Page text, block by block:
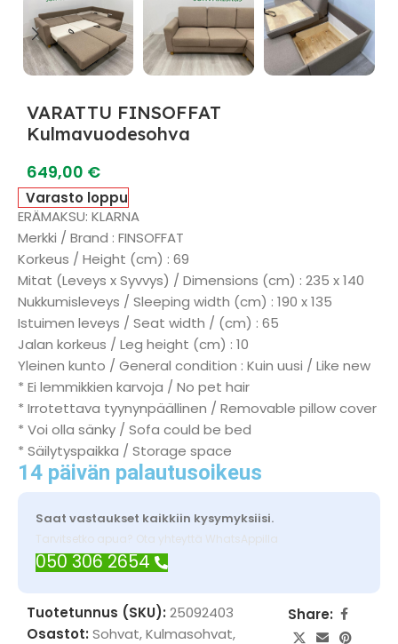
VARATTU FINSOFFAT
Kulmavuodesohva
649,00 €
Varasto loppu
ERÄMAKSU: KLARNA
Merkki / Brand : FINSOFFAT
Korkeus / Height (cm) : 69
Mitat (Leveys x Syvvys) / Dimensions (cm) : 235 x 140
Nukkumisleveys / Sleeping width (cm) : 190 x 135
Istuimen leveys / Seat width / (cm) : 65
Jalan korkeus / Leg height (cm) : 10
Yleinen kunto / General condition : Kuin uusi / Like new
* Ei lemmikkien karvoja / No pet hair
* Irrotettava tyynynpäällinen / Removable pillow cover
* Voi olla sänky / Sofa could be bed
* Säilytyspaikka / Storage space
14 päivän palautusoikeus
Saat vastaukset kaikkiin kysymyksiisi.
Tarvitsetko apua? Ota yhteyttä WhatsAppilla
050 306 2654
Tuotetunnus (SKU): 25092403
Osastot: Sohvat,Kulmasohvat,
Share: